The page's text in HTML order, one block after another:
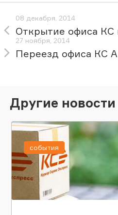
08 декабря, 2014
Открытие офиса КС
27 ноября, 2014
Переезд офиса КС
Другие новости
события